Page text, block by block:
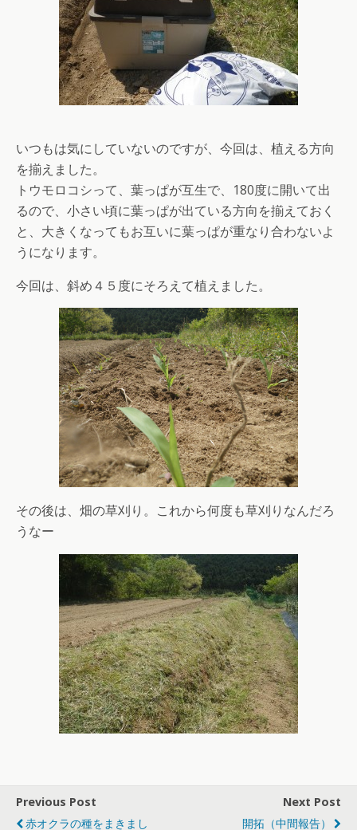
いつもは気にしていないのですが、今回は、植える方向
を揃えました。
トウモロコシって、葉っぱが互生で、180度に開いて出
るので、小さい頃に葉っぱが出ている方向を揃えておく
と、大きくなってもお互いに葉っぱが重なり合わないよ
うになります。
今回は、斜め４５度にそろえて植えました。
その後は、畑の草刈り。これから何度も草刈りなんだろ
うなー
Previous Post
赤オクラの種をまきまし
Next Post
開拓（中間報告）